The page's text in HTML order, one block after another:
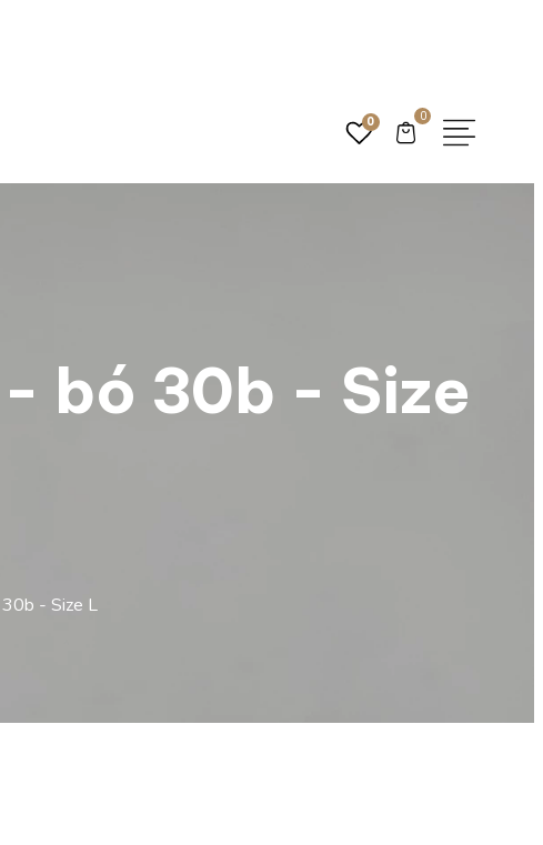
0
0
bó 30b - Size
- Size L